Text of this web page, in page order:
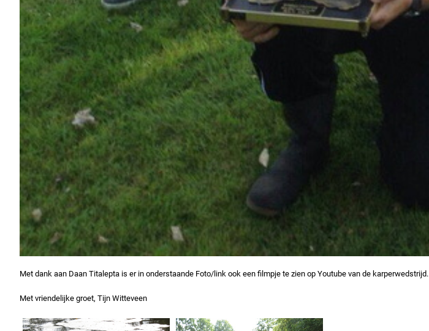
Met dank aan Daan Titalepta is er in onderstaande Foto/link ook een filmpje te zien op Youtube van de karperwedstrijd.
Met vriendelijke groet, Tijn Witteveen